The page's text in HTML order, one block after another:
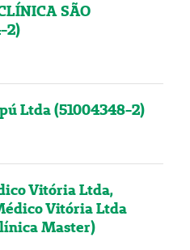
SÃO
2)
Ltda (51004348-2)
Vitória Ltda,
Vitória Ltda
Master)